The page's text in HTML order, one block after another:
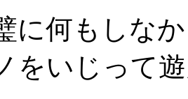
に何もしな
をいじって